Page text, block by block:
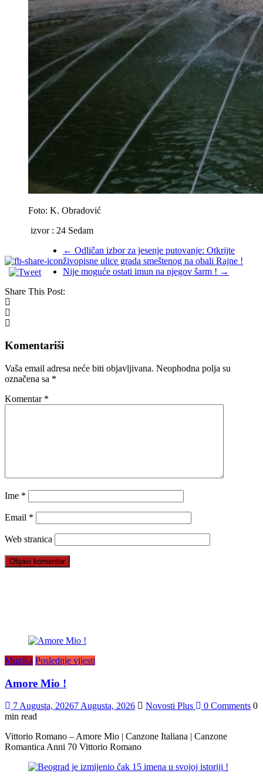
Foto: K. Obradović
izvor : 24 Sedam
← Odličan izbor za jesenje putovanje: Otkrijte
živopisne ulice grada smeštenog na obali Rajne !
Nije moguće ostati imun na njegov šarm ! →
Share This Post:
Komentariši
Vaša email adresa neće biti objavljivana. Neophodna polja su
označena sa *
Komentar *
Ime *
Email *
Web stranica
Muzika Poslednje vijesti
Amore Mio !
7 Augusta, 20267 Augusta, 2026 Novosti Plus 0 Comments 0
min read
Vittorio Romano – Amore Mio | Canzone Italiana | Canzone
Romantica Anni 70 Vittorio Romano